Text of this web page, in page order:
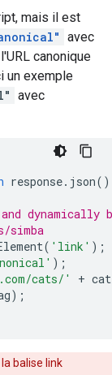
mais il est
avec
canonique
un exemple
avec
response. json
dynamically
simba
( 'link' );
);
cats/' + cat
);
balise link